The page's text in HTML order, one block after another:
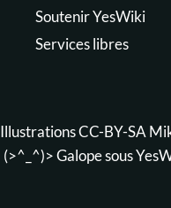
Soutenir YesWiki
Services libres
Illustrations CC-BY-SA
(>^_^)> Galope sous